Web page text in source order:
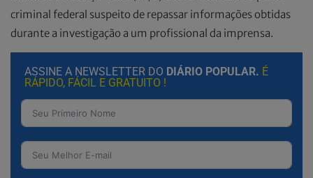
criminal federal suspeito de repassar informações obtidas
durante a investigação a um profissional da imprensa.
ASSINE A NEWSLETTER DO DIÁRIO POPULAR. É
RÁPIDO, FÁCIL E GRATUITO !